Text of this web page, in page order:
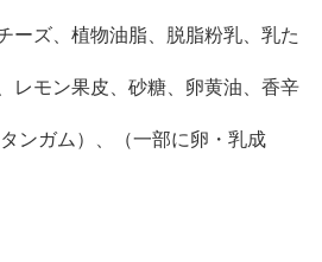
ーズ、植物油脂、脱脂粉乳、乳た
レモン果皮、砂糖、卵黄油、香辛
ンガム）、（一部に卵・乳成